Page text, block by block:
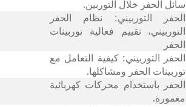
سائل الحفر خلال التوربين.
الحفر التوربيني: نظام الحفر
التوربيني، تقييم فعالية توربينات
الحفر
الحفر التوربيني: كيفية التعامل مع
توربينات الحفر ومشاكلها.
الحفر باستخدام محركات كهربائية
مغمورة.